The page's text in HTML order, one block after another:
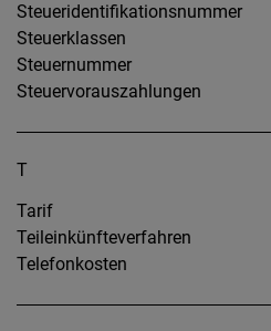
Steueridentifikationsnummer
Steuerklassen
Steuernummer
Steuervorauszahlungen
T
Tarif
Teileinkünfteverfahren
Telefonkosten